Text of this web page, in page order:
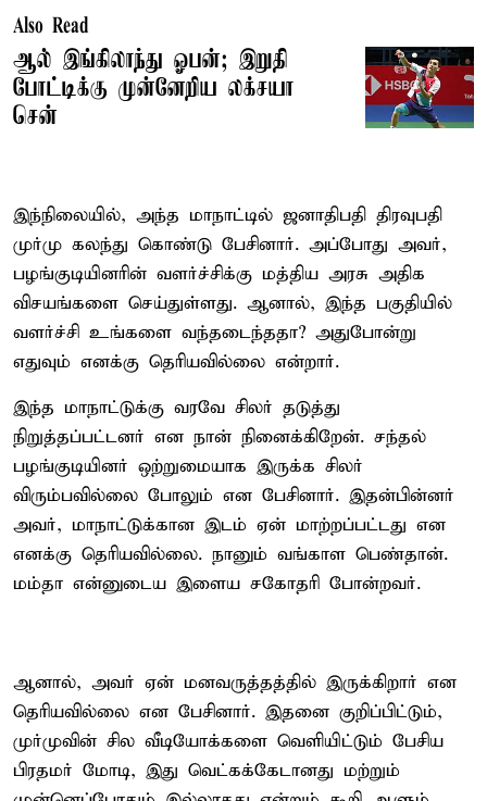
Also Read
ஆல் இங்கிலாந்து ஓபன்; இறுதி
போட்டிக்கு முன்னேறிய லக்சயா
சென்
இந்நிலையில், அந்த மாநாட்டில் ஜனாதிபதி திரவுபதி
முர்மு கலந்து கொண்டு பேசினார். அப்போது அவர்,
பழங்குடியினரின் வளர்ச்சிக்கு மத்திய அரசு அதிக
விசயங்களை செய்துள்ளது. ஆனால், இந்த பகுதியில்
வளர்ச்சி உங்களை வந்தடைந்ததா? அதுபோன்று
எதுவும் எனக்கு தெரியவில்லை என்றார்.
இந்த மாநாட்டுக்கு வரவே சிலர் தடுத்து
நிறுத்தப்பட்டனர் என நான் நினைக்கிறேன். சந்தல்
பழங்குடியினர் ஒற்றுமையாக இருக்க சிலர்
விரும்பவில்லை போலும் என பேசினார். இதன்பின்னர்
அவர், மாநாட்டுக்கான இடம் ஏன் மாற்றப்பட்டது என
எனக்கு தெரியவில்லை. நானும் வங்காள பெண்தான்.
மம்தா என்னுடைய இளைய சகோதரி போன்றவர்.
ஆனால், அவர் ஏன் மனவருத்தத்தில் இருக்கிறார் என
தெரியவில்லை என பேசினார். இதனை குறிப்பிட்டும்,
முர்முவின் சில வீடியோக்களை வெளியிட்டும் பேசிய
பிரதமர் மோடி, இது வெட்கக்கேடானது மற்றும்